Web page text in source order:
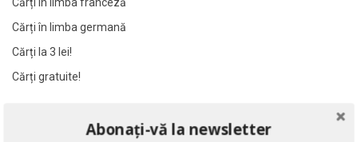
Al James
Al. Alexianu
Al. Caprariu
Al. Dumitrescu
Al James
Al. Alexianu
Al. Caprariu
Al. Dumitrescu
Cărți în limba germană
Cărți la 3 lei!
Cărți gratuite!
Abonați-vă la newsletter